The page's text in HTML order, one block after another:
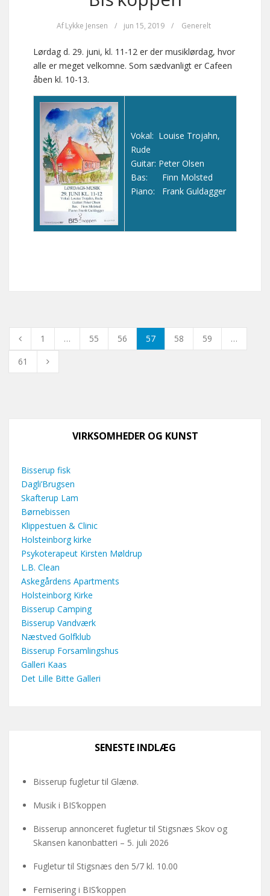
Af Lykke Jensen / jun 15, 2019 / Generelt
Lørdag d. 29. juni, kl. 11-12 er der musiklørdag, hvor
alle er meget velkomne. Som sædvanligt er Cafeen
åben kl. 10-13.
Vokal: Louise Trojahn,
Rude
Guitar: Peter Olsen
Bas: Finn Molsted
Piano: Frank Guldagger
1 … 55 56 57 58 59
…
61
VIRKSOMHEDER OG KUNST
Bisserup fisk
Dagli’Brugsen
Skafterup Lam
Børnebissen
Klippestuen & Clinic
Holsteinborg kirke
Psykoterapeut Kirsten Møldrup
L.B. Clean
Askegårdens Apartments
Holsteinborg Kirke
Bisserup Camping
Bisserup Vandværk
Næstved Golfklub
Bisserup Forsamlingshus
Galleri Kaas
Det Lille Bitte Galleri
SENESTE INDLÆG
Bisserup fugletur til Glænø.
Musik i BIS’koppen
Bisserup annonceret fugletur til Stigsnæs Skov og
Skansen kanonbatteri – 5. juli 2026
Fugletur til Stigsnæs den 5/7 kl. 10.00
Fernisering i BIS’koppen